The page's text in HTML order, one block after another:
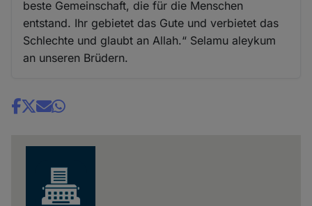
beste Gemeinschaft, die für die Menschen
entstand. Ihr gebietet das Gute und verbietet das
Schlechte und glaubt an Allah.“ Selamu aleykum
an unseren Brüdern.
Share